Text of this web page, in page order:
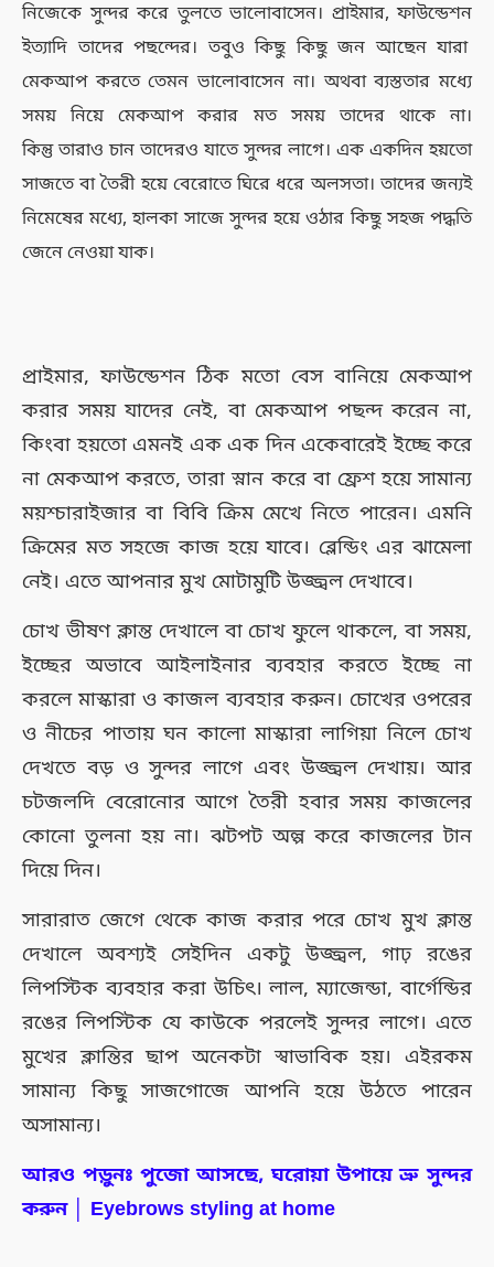
নিজেকে সুন্দর করে তুলতে ভালোবাসেন। প্রাইমার, ফাউন্ডেশন
ইত্যাদি তাদের পছন্দের। তবুও কিছু কিছু জন আছেন যারা
মেকআপ করতে তেমন ভালোবাসেন না। অথবা ব্যস্ততার মধ্যে
সময় নিয়ে মেকআপ করার মত সময় তাদের থাকে না।
কিন্তু তারাও চান তাদেরও যাতে সুন্দর লাগে। এক একদিন হয়তো
সাজতে বা তৈরী হয়ে বেরোতে ঘিরে ধরে অলসতা। তাদের জন্যই
নিমেষের মধ্যে, হালকা সাজে সুন্দর হয়ে ওঠার কিছু সহজ পদ্ধতি
জেনে নেওয়া যাক।
প্রাইমার, ফাউন্ডেশন ঠিক মতো বেস বানিয়ে মেকআপ
করার সময় যাদের নেই, বা মেকআপ পছন্দ করেন না,
কিংবা হয়তো এমনই এক এক দিন একেবারেই ইচ্ছে করে
না মেকআপ করতে, তারা স্নান করে বা ফ্রেশ হয়ে সামান্য
ময়শ্চারাইজার বা বিবি ক্রিম মেখে নিতে পারেন। এমনি
ক্রিমের মত সহজে কাজ হয়ে যাবে। ব্লেন্ডিং এর ঝামেলা
নেই। এতে আপনার মুখ মোটামুটি উজ্জ্বল দেখাবে।
চোখ ভীষণ ক্লান্ত দেখালে বা চোখ ফুলে থাকলে, বা সময়,
ইচ্ছের অভাবে আইলাইনার ব্যবহার করতে ইচ্ছে না
করলে মাস্কারা ও কাজল ব্যবহার করুন। চোখের ওপরের
ও নীচের পাতায় ঘন কালো মাস্কারা লাগিয়া নিলে চোখ
দেখতে বড় ও সুন্দর লাগে এবং উজ্জ্বল দেখায়। আর
চটজলদি বেরোনোর আগে তৈরী হবার সময় কাজলের
কোনো তুলনা হয় না। ঝটপট অল্প করে কাজলের টান
দিয়ে দিন।
সারারাত জেগে থেকে কাজ করার পরে চোখ মুখ ক্লান্ত
দেখালে অবশ্যই সেইদিন একটু উজ্জ্বল, গাঢ় রঙের
লিপস্টিক ব্যবহার করা উচিৎ। লাল, ম্যাজেন্ডা, বার্গেন্ডির
রঙের লিপস্টিক যে কাউকে পরলেই সুন্দর লাগে। এতে
মুখের ক্লান্তির ছাপ অনেকটা স্বাভাবিক হয়। এইরকম
সামান্য কিছু সাজগোজে আপনি হয়ে উঠতে পারেন
অসামান্য।
আরও পড়ুনঃ পুজো আসছে, ঘরোয়া উপায়ে ভ্রু সুন্দর
করুন │ Eyebrows styling at home